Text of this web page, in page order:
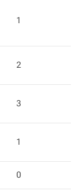
1
2
3
1
0